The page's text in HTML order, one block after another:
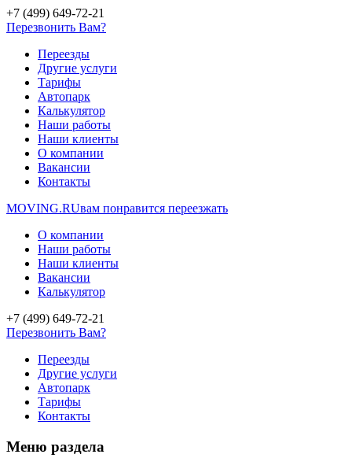
+7 (499) 649-72-21
Перезвонить Вам?
Переезды
Другие услуги
Тарифы
Автопарк
Калькулятор
Наши работы
Наши клиенты
О компании
Вакансии
Контакты
MOVING.RUвам понравится переезжать
О компании
Наши работы
Наши клиенты
Вакансии
Калькулятор
+7 (499) 649-72-21
Перезвонить Вам?
Переезды
Другие услуги
Автопарк
Тарифы
Контакты
Меню раздела